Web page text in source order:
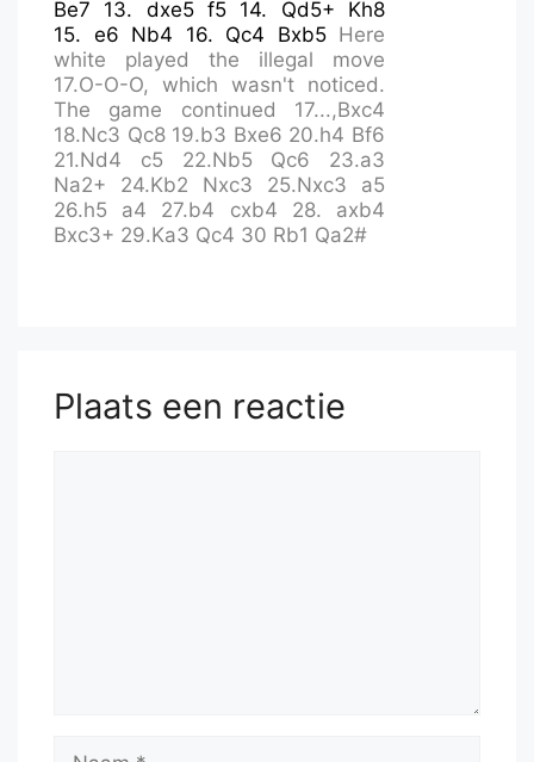
Be7
13. dxe5 f5 14. Qd5+
Kh8
15. e6 Nb4 16. Qc4 Bxb5 Here
white played the illegal move
17.O-O-O, which wasn't noticed.
The game continued 17...,Bxc4
18.Nc3 Qc8 19.b3 Bxe6 20.h4 Bf6
21.Nd4
c5 22.Nb5 Qc6
23.a3
Na2+
24.Kb2 Nxc3 25.Nxc3
a5
26.h5
a4 27.b4 cxb4
28. axb4
Bxc3+ 29.Ka3 Qc4 30 Rb1 Qa2#
Plaats een reactie
Naam